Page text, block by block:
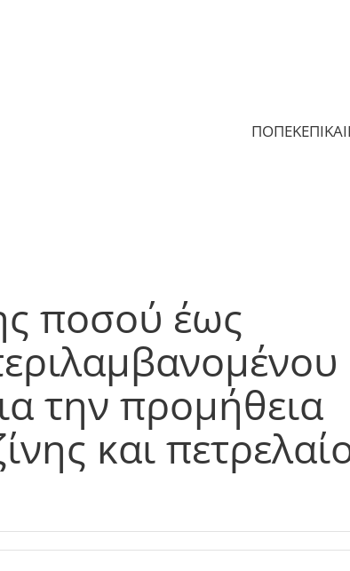
ΠΟΠΕΚ
ποσού έως
την προμήθεια
και